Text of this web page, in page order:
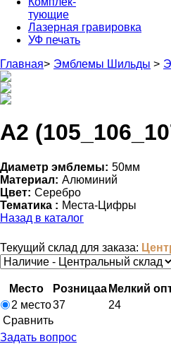
тующие
Лазерная гравировка
УФ печать
Главная> Эмблемы Шильды >
А2
Диаметр эмблемы: 50мм
Материал: Алюминий
Цвет: Серебро
Тематика : Места-Цифры
Назад в каталог
Текущий склад для заказа:
Место Розницаa Мелкий
2 место37 24
Cравнить
Задать вопрос